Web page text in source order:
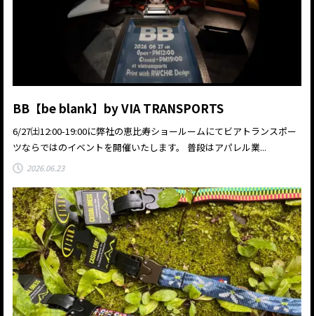
BB【be blank】by VIA TRANSPORTS
6/27㈯12:00-19:00に弊社の恵比寿ショールームにてビアトランスポー
ツならではのイベントを開催いたします。 普段はアパレル業...
2026.06.23